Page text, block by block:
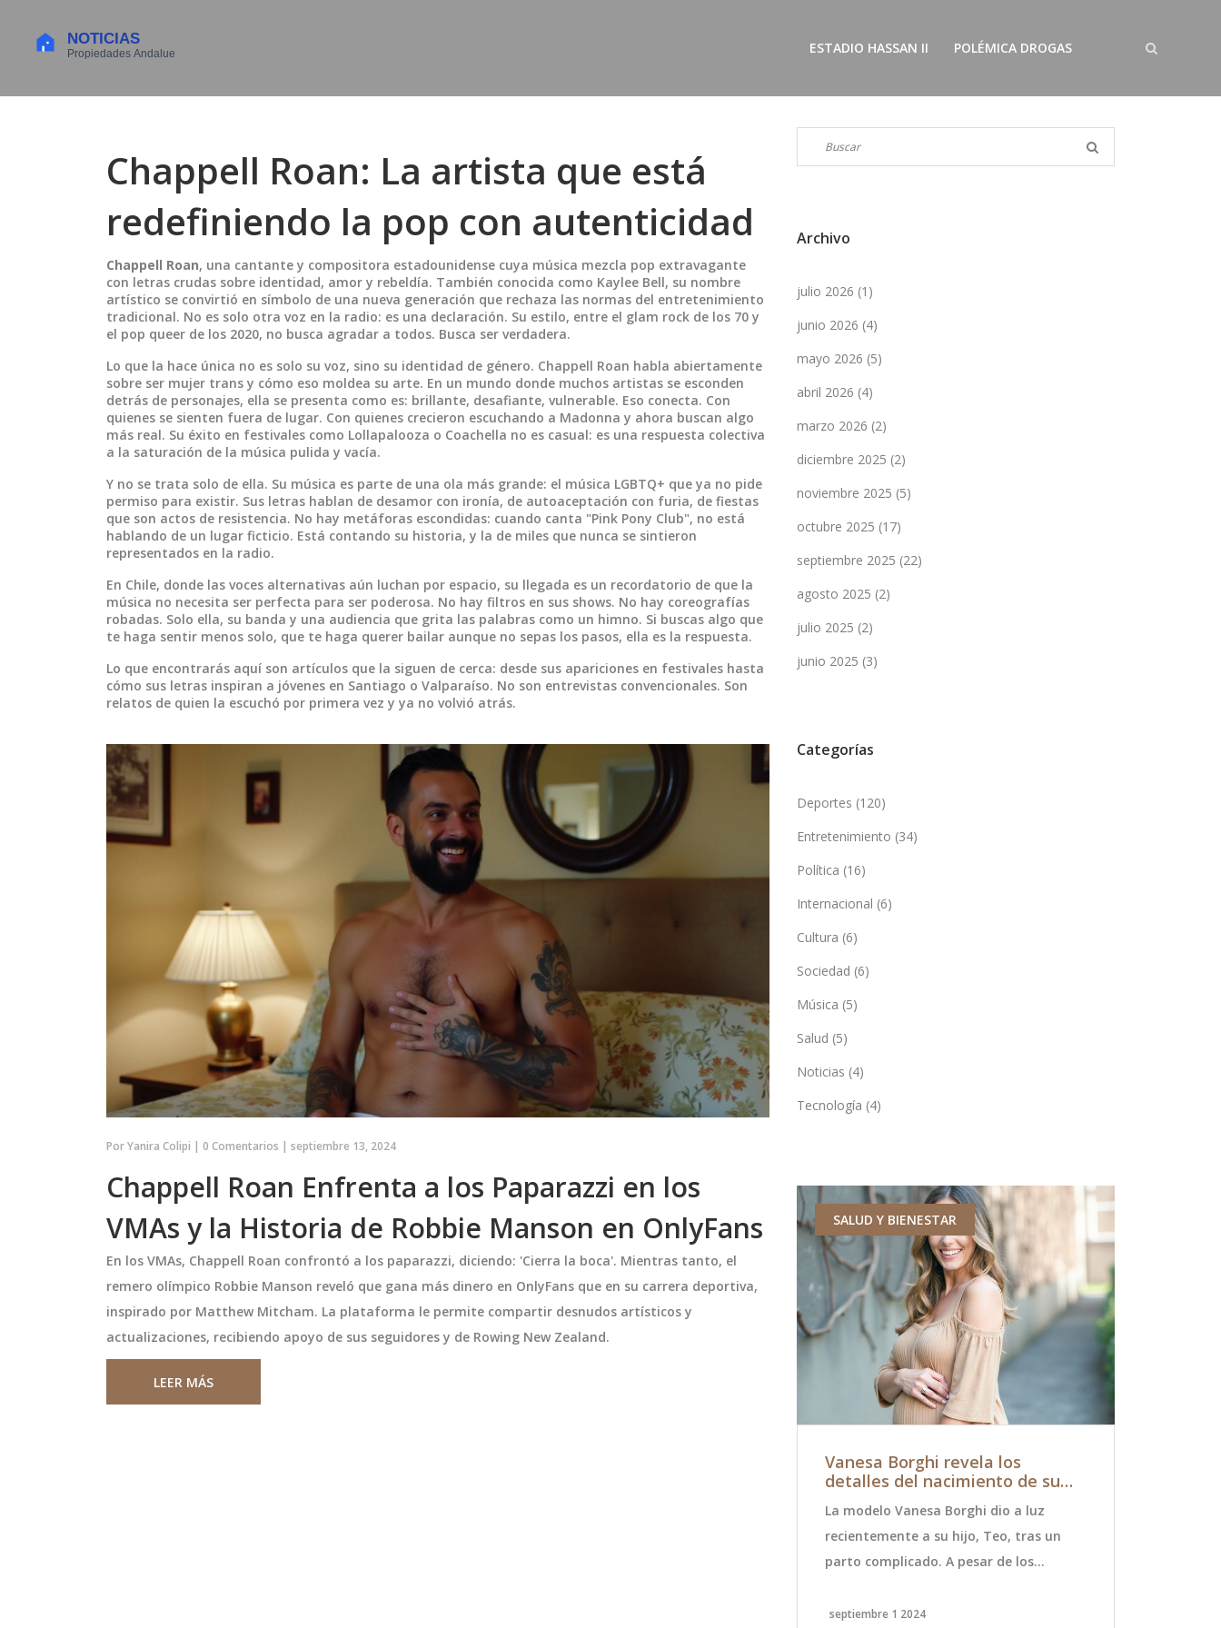
ESTADIO HASSAN II POLÉMICA DROGAS
Chappell Roan: La artista que está
redefiniendo la pop con autenticidad
Chappell Roan, una cantante y compositora estadounidense cuya música mezcla pop extravagante
con letras crudas sobre identidad, amor y rebeldía. También conocida como Kaylee Bell, su nombre
artístico se convirtió en símbolo de una nueva generación que rechaza las normas del entretenimiento
tradicional. No es solo otra voz en la radio: es una declaración. Su estilo, entre el glam rock de los 70 y
el pop queer de los 2020, no busca agradar a todos. Busca ser verdadera.
Lo que la hace única no es solo su voz, sino su identidad de género. Chappell Roan habla abiertamente
sobre ser mujer trans y cómo eso moldea su arte. En un mundo donde muchos artistas se esconden
detrás de personajes, ella se presenta como es: brillante, desafiante, vulnerable. Eso conecta. Con
quienes se sienten fuera de lugar. Con quienes crecieron escuchando a Madonna y ahora buscan algo
más real. Su éxito en festivales como Lollapalooza o Coachella no es casual: es una respuesta colectiva
a la saturación de la música pulida y vacía.
Y no se trata solo de ella. Su música es parte de una ola más grande: el música LGBTQ+ que ya no pide
permiso para existir. Sus letras hablan de desamor con ironía, de autoaceptación con furia, de fiestas
que son actos de resistencia. No hay metáforas escondidas: cuando canta "Pink Pony Club", no está
hablando de un lugar ficticio. Está contando su historia, y la de miles que nunca se sintieron
representados en la radio.
En Chile, donde las voces alternativas aún luchan por espacio, su llegada es un recordatorio de que la
música no necesita ser perfecta para ser poderosa. No hay filtros en sus shows. No hay coreografías
robadas. Solo ella, su banda y una audiencia que grita las palabras como un himno. Si buscas algo que
te haga sentir menos solo, que te haga querer bailar aunque no sepas los pasos, ella es la respuesta.
Lo que encontrarás aquí son artículos que la siguen de cerca: desde sus apariciones en festivales hasta
cómo sus letras inspiran a jóvenes en Santiago o Valparaíso. No son entrevistas convencionales. Son
relatos de quien la escuchó por primera vez y ya no volvió atrás.
PorYanira Colipi | 0 Comentarios | septiembre 13, 2024
Chappell Roan Enfrenta a los Paparazzi en los
VMAs y la Historia de Robbie Manson en OnlyFans
En los VMAs, Chappell Roan confrontó a los paparazzi, diciendo: 'Cierra la boca'. Mientras tanto, el
remero olímpico Robbie Manson reveló que gana más dinero en OnlyFans que en su carrera deportiva,
inspirado por Matthew Mitcham. La plataforma le permite compartir desnudos artísticos y
actualizaciones, recibiendo apoyo de sus seguidores y de Rowing New Zealand.
LEER MÁS
Archivo
julio 2026 (1)
junio 2026 (4)
mayo 2026 (5)
abril 2026 (4)
marzo 2026 (2)
diciembre 2025 (2)
noviembre 2025 (5)
octubre 2025 (17)
septiembre 2025 (22)
agosto 2025 (2)
julio 2025 (2)
junio 2025 (3)
Categorías
Deportes (120)
Entretenimiento (34)
Política (16)
Internacional (6)
Cultura (6)
Sociedad (6)
Música (5)
Salud (5)
Noticias (4)
Tecnología (4)
DEPORTES SUCESOS SALUD Y BIENESTAR
Vanesa Borghi revela los
detalles del nacimiento de su
anterior
La modelo Vanesa Borghi dio a luz
recientemente a su hijo, Teo, tras un
parto complicado. A pesar de los
estado de salud. Este nacimiento llega
septiembre 1 2024